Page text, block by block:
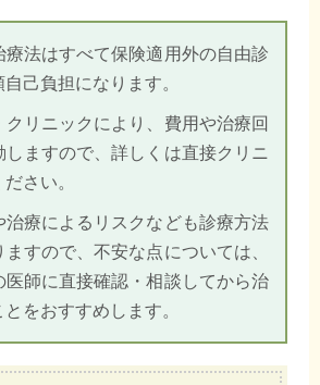
療法はすべて保険適用外の自由診
己負担になります。
リニックにより、費用や治療回
ますので、詳しくは直接クリニ
さい。
治療によるリスクなども診療方法
すので、不安な点については、
医師に直接確認・相談してから治
をおすすめします。